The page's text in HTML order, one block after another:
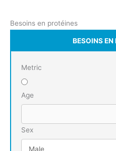
Besoins en protéines
BESOINS EN
Metric
Age
Sex